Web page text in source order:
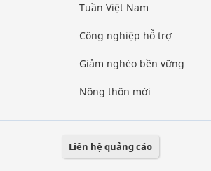
Tuần Việt Nam
Công nghiệp hỗ trợ
Giảm nghèo bền vững
Nông thôn mới
Liên hệ quảng cáo